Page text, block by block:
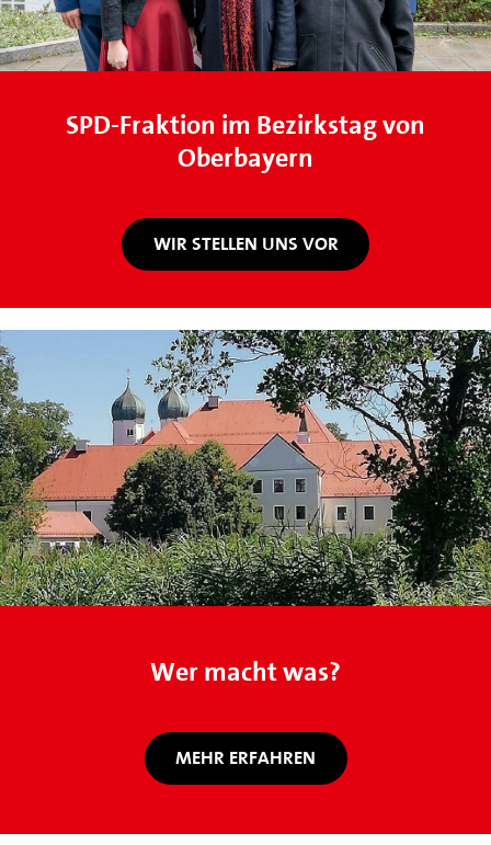
SPD-Fraktion im Bezirkstag von
Oberbayern
WIR STELLEN UNS VOR
Wer macht was?
MEHR ERFAHREN